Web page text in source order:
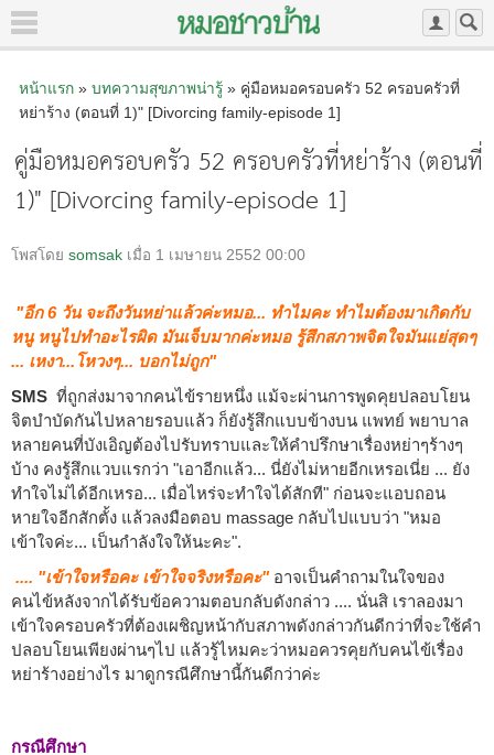
หน้าแรก» บทความสุขภาพน่ารู้» คู่มือหมอครอบครัว 52 ครอบครัวที่
หย่าร้าง (ตอนที่ 1)" [Divorcing family-episode 1]
คู่มือหมอครอบครัว 52 ครอบครัวที่หย่าร้าง (ตอนที่
1)" [Divorcing family-episode 1]
โพสโดย somsak เมื่อ 1 เมษายน 2552 00:00
"อีก 6 วัน จะถึงวันหย่าแล้วค่ะหมอ... ทำไมคะ ทำไมต้องมาเกิดกับ
หนู หนูไปทำอะไรผิด มันเจ็บมากค่ะหมอ รู้สึกสภาพจิตใจมันแย่สุดๆ
... เหงา...โหวงๆ... บอกไม่ถูก"
SMS ที่ถูกส่งมาจากคนไข้รายหนึ่ง แม้จะผ่านการพูดคุยปลอบโยน
จิตบำบัดกันไปหลายรอบแล้ว ก็ยังรู้สึกแบบข้างบน แพทย์ พยาบาล
หลายคนที่บังเอิญต้องไปรับทราบและให้คำปรึกษาเรื่องหย่าๆร้างๆ
บ้าง คงรู้สึกแวบแรกว่า "เอาอีกแล้ว... นี่ยังไม่หายอีกเหรอเนี่ย ... ยัง
ทำใจไม่ได้อีกเหรอ... เมื่อไหร่จะทำใจได้สักที" ก่อนจะแอบถอน
หายใจอีกสักตั้ง แล้วลงมือตอบ massage กลับไปแบบว่า "หมอ
เข้าใจค่ะ... เป็นกำลังใจให้นะคะ".
.... "เข้าใจหรือคะ เข้าใจจริงหรือคะ"อาจเป็นคำถามในใจของ
คนไข้หลังจากได้รับข้อความตอบกลับดังกล่าว .... นั่นสิ เราลองมา
เข้าใจครอบครัวที่ต้องเผชิญหน้ากับสภาพดังกล่าวกันดีกว่าที่จะใช้คำ
ปลอบโยนเพียงผ่านๆไป แล้วรู้ไหมคะว่าหมอควรคุยกับคนไข้เรื่อง
หย่าร้างอย่างไร มาดูกรณีศึกษานี้กันดีกว่าค่ะ
กรณีศึกษา